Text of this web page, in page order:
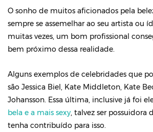
O sonho de muitos aficionados pela
sempre se assemelhar ao seu artista ou
muitas vezes, um bom profissional
bem próximo dessa realidade.
Alguns exemplos de celebridades que
são Jessica Biel, Kate Middleton, Kate
Johansson. Essa última, inclusive já foi
bela e a mais sexy, talvez ser possuidora
tenha contribuído para isso.